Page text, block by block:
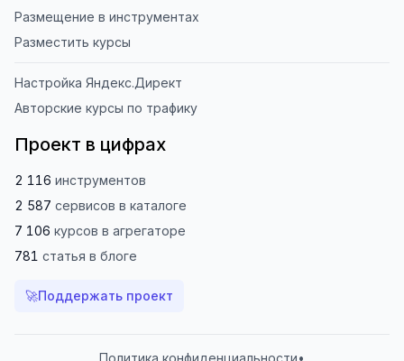
Размещение в инструментах
Разместить курсы
Настройка Яндекс.Директ
Авторские курсы по трафику
Проект в цифрах
2 116 инструментов
2 587 сервисов в каталоге
7 106 курсов в агрегаторе
781 статья в блоге
🚀Поддержать проект
Политика конфиденциальности•